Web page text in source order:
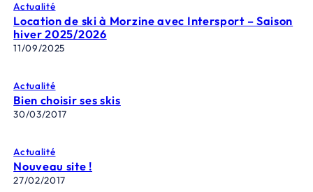
Actualité
Location de ski à Morzine avec Intersport – Saison
hiver 2025/2026
11/09/2025
Actualité
Bien choisir ses skis
30/03/2017
Actualité
Nouveau site !
27/02/2017